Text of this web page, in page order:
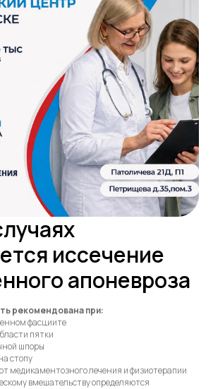
иссечение
апоневроза
рекомендована при:
фасциите
пятки
шпоры
стопу
медикаментозного лечения и физиотерапии
вмешательству определяются